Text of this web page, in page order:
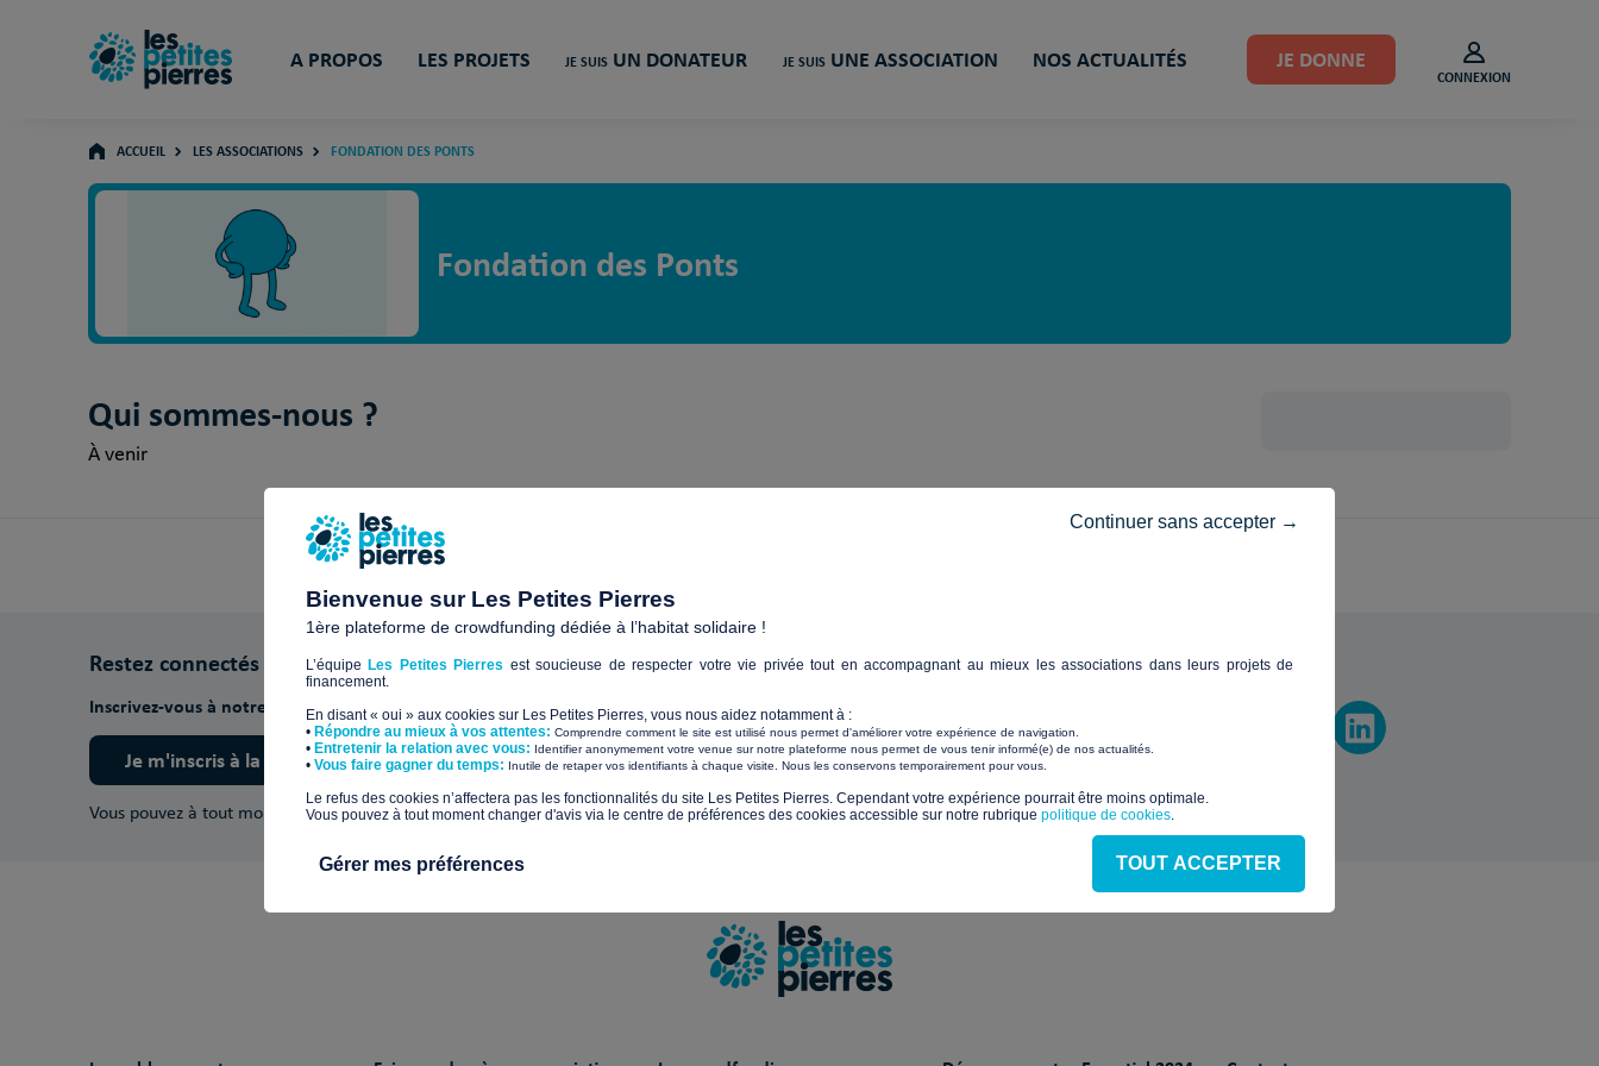
A PROPOS LES PROJETS JE SUIS UN DONATEUR JE SUIS UNE ASSOCIATION NOS ACTUALITÉS JE DONNE
CONNEXION
ACCUEIL LES ASSOCIATIONS FONDATION DES PONTS
Fondation des Ponts
Qui sommes-nous ?
À venir
Restez connectés
Inscrivez-vous à notre newsletter pour découvrir nos actualités et les nouveaux projets solidaires
Je m'inscris à la newsletter
Vous pouvez à tout moment vous désinscrire.En savoir plus sur la gestion de vos données et vos droits.
Suivez-nous
Bienvenue sur Les Petites Pierres
1ère plateforme de crowdfunding dédiée à l’habitat solidaire !
L’équipe Les Petites Pierres est soucieuse de respecter votre vie privée tout en accompagnant au mieux les associations dans leurs projets de
financement.
En disant « oui » aux cookies sur Les Petites Pierres, vous nous aidez notamment à :
• Répondre au mieux à vos attentes: Comprendre comment le site est utilisé nous permet d'améliorer votre expérience de navigation.
• Entretenir la relation avec vous: Identifier anonymement votre venue sur notre plateforme nous permet de vous tenir informé(e) de nos actualités.
​• Vous faire gagner du temps: Inutile de retaper vos identifiants à chaque visite. Nous les conservons temporairement pour vous.
​Le refus des cookies n’affectera pas les fonctionnalités du site Les Petites Pierres. Cependant votre expérience pourrait être moins optimale.​
Vous pouvez à tout moment changer d'avis via le centre de préférences des cookies accessible sur notre rubrique politique de cookies.
Continuer sans accepter →
TOUT ACCEPTER
Gérer mes préférences